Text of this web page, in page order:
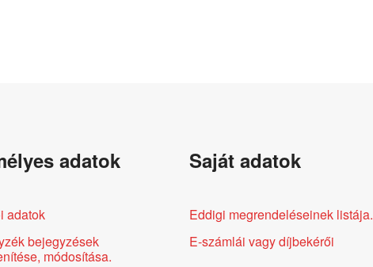
adatok
adatok
bejegyzések
módosítása.
Saját adatok
Eddigi megrendeléseinek listája.
E-számlái vagy díjbekérői